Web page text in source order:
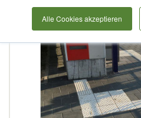
Alle Cookies akzeptieren
Bildergalerie
springen